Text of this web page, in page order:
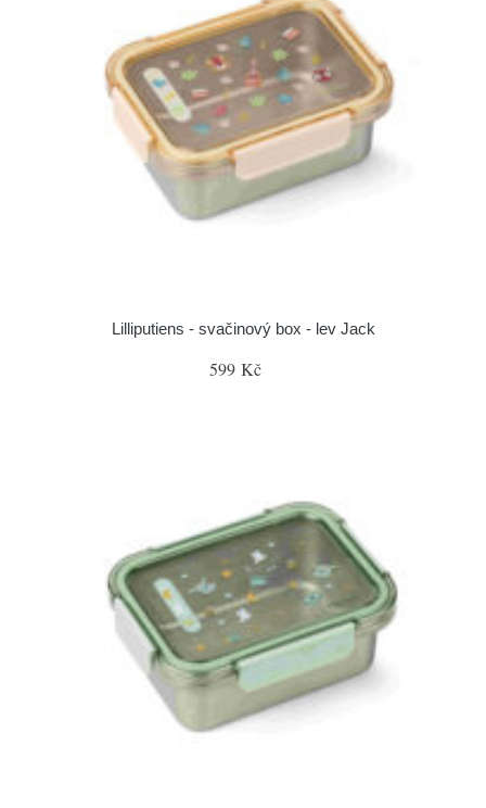
Lilliputiens - svačinový box - lev Jack
599 Kč